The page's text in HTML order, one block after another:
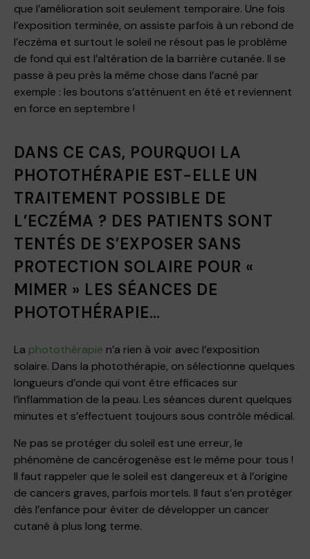
que l’amélioration soit seulement temporaire. Une fois
l’exposition terminée, on assiste parfois à un rebond de
l’eczéma et surtout le soleil ne résout pas le problème
de fond qui est l’altération de la barrière cutanée. Il se
passe à peu près la même chose dans l’acné par
exemple : les boutons s’atténuent en été et reviennent
en force en septembre !
DANS CE CAS, POURQUOI LA
PHOTOTHÉRAPIE EST-ELLE UN
TRAITEMENT POSSIBLE DE
L’ECZÉMA ? DES PATIENTS SONT
TENTÉS DE S’EXPOSER SANS
PROTECTION SOLAIRE POUR «
MIMER » LES SÉANCES DE
PHOTOTHÉRAPIE…
La photothérapie n’a rien à voir avec l’exposition
solaire. Dans la photothérapie, on sélectionne quelques
longueurs d’onde qui vont être efficaces sur
l’inflammation de la peau. Les séances durent quelques
minutes et s’effectuent toujours sous contrôle médical.
Ne pas se protéger du soleil est une erreur, le
phénomène de cancérogenèse est le même pour tous !
Il faut rappeler que le soleil est dangereux et à l’origine
de cancers graves, parfois mortels. Il faut s’en protéger
dès l’enfance pour éviter de développer un cancer
cutané à plus long terme.